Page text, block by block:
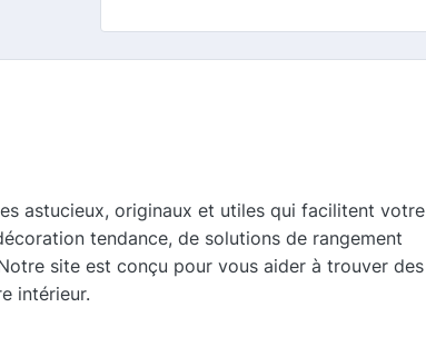
astucieux, originaux et utiles qui facilitent votre
tendance, de solutions de rangement
site est conçu pour vous aider à trouver des
intérieur.